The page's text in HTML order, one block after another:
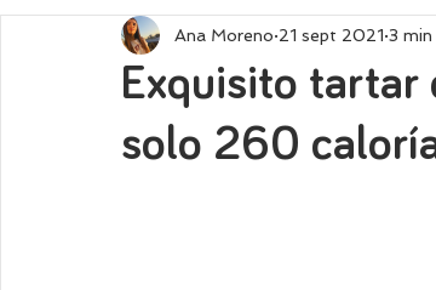
Exquisito tartar
solo 260
Ana Moreno 21 sept 2021 3